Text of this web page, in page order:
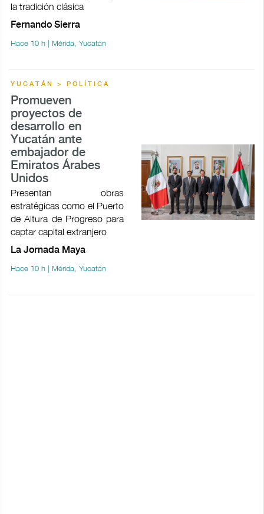
la tradición clásica
Fernando Sierra
Hace 10 h | Mérida, Yucatán
YUCATÁN > POLÍTICA
Promueven
proyectos de
desarrollo en
Yucatán ante
embajador de
Emiratos Árabes
Unidos
Presentan obras
estratégicas como el Puerto
de Altura de Progreso para
captar capital extranjero
La Jornada Maya
Hace 10 h | Mérida, Yucatán